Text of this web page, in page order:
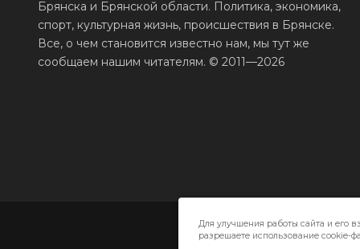
Брянска и Брянской области. Политика, экономика,
спорт, культурная жизнь, происшествия в Брянске.
Все, о чем становится известно нам, мы тут же
сообщаем нашим читателям. © 2011—2026
Для улучшения работы сайта и его
разрешаете использование cookie-